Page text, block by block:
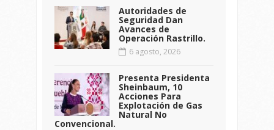
Autoridades de
Seguridad Dan
Avances de
Operación Rastrillo.
6 agosto, 2026
Presenta Presidenta
Sheinbaum, 10
Acciones Para
Explotación de Gas
Natural No
Convencional.